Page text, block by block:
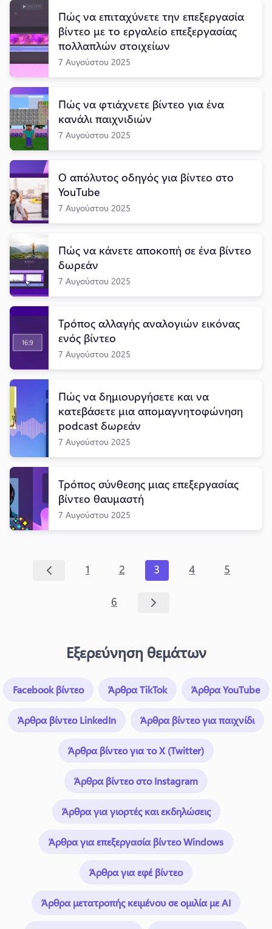
Πώς να επιταχύνετε την επεξεργασία
βίντεο με το εργαλείο επεξεργασίας
πολλαπλών στοιχείων
7 Αυγούστου 2025
Πώς να φτιάχνετε βίντεο για ένα
κανάλι παιχνιδιών
7 Αυγούστου 2025
Ο απόλυτος οδηγός για βίντεο στο
YouTube
7 Αυγούστου 2025
Πώς να κάνετε αποκοπή σε ένα βίντεο
δωρεάν
7 Αυγούστου 2025
Τρόπος αλλαγής αναλογιών εικόνας
ενός βίντεο
7 Αυγούστου 2025
Πώς να δημιουργήσετε και να
κατεβάσετε μια απομαγνητοφώνηση
podcast δωρεάν
7 Αυγούστου 2025
Τρόπος σύνθεσης μιας επεξεργασίας
βίντεο θαυμαστή
7 Αυγούστου 2025
1 2 3 4 5
6
Εξερεύνηση θεμάτων
Facebook βίντεο Άρθρα TikTok Άρθρα YouTube
Άρθρα βίντεο LinkedIn Άρθρα βίντεο για παιχνίδι
Άρθρα βίντεο για το X (Twitter)
Άρθρα βίντεο στο Instagram
Άρθρα για γιορτές και εκδηλώσεις
Άρθρα για επεξεργασία βίντεο Windows
Άρθρα για εφέ βίντεο
Άρθρα μετατροπής κειμένου σε ομιλία με AI